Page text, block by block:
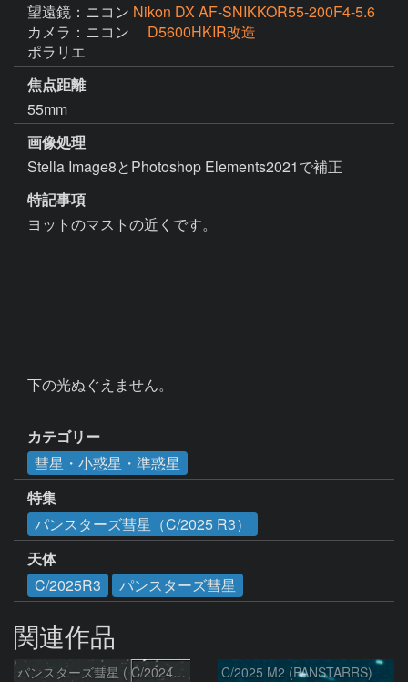
望遠鏡：ニコン Nikon DX AF-SNIKKOR55-200F4-5.6
カメラ：ニコン
D5600HKIR改造
ポラリエ
焦点距離
55mm
画像処理
Stella Image8とPhotoshop Elements2021で補正
特記事項
ヨットのマストの近くです。
下の光ぬぐえません。
カテゴリー
彗星・小惑星・準惑星
特集
パンスターズ彗星（C/2025 R3）
天体
C/2025R3
パンスターズ彗星
関連作品
パンスターズ彗星 ( C/2024R4 )：2026/07/27 C/2025 M2 (PANSTARRS)